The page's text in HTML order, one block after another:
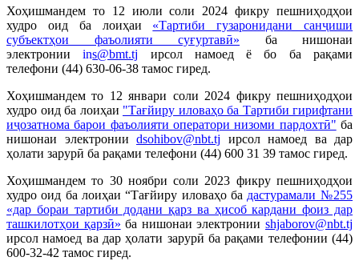
Хоҳишмандем то 12 июли соли 2024 фикру пешниҳодҳои
худро оид ба лоиҳаи «Тартиби гузаронидани санҷиши
субъектҳои фаъолияти суғуртавӣ» ба нишонаи
электронииins@bmt.tj ирсол намоед ё бо ба рақами
телефони (44) 630-06-38 тамос гиред.
Хоҳишмандем то 12 январи соли 2024 фикру пешниҳодҳои
худро оид ба лоиҳаи "Тағйиру иловаҳо ба Тартиби гирифтани
иҷозатнома барои фаъолияти оператори низоми пардохтӣ" ба
нишонаи электронии dsohibov@nbt.tj ирсол намоед ва дар
ҳолати зарурӣ ба рақами телефони (44) 600 31 39 тамос гиред.
Хоҳишмандем то 30 ноябри соли 2023 фикру пешниҳодҳои
худро оид ба лоиҳаи “Тағйиру иловаҳо ба дастурамали №255
«дар бораи тартиби додани қарз ва ҳисоб кардани фоиз дар
ташкилотҳои қарзӣ» ба нишонаи электронииshjaborov@nbt.tj
ирсол намоед ва дар ҳолати зарурӣ ба рақами телефонии (44)
600-32-42 тамос гиред.